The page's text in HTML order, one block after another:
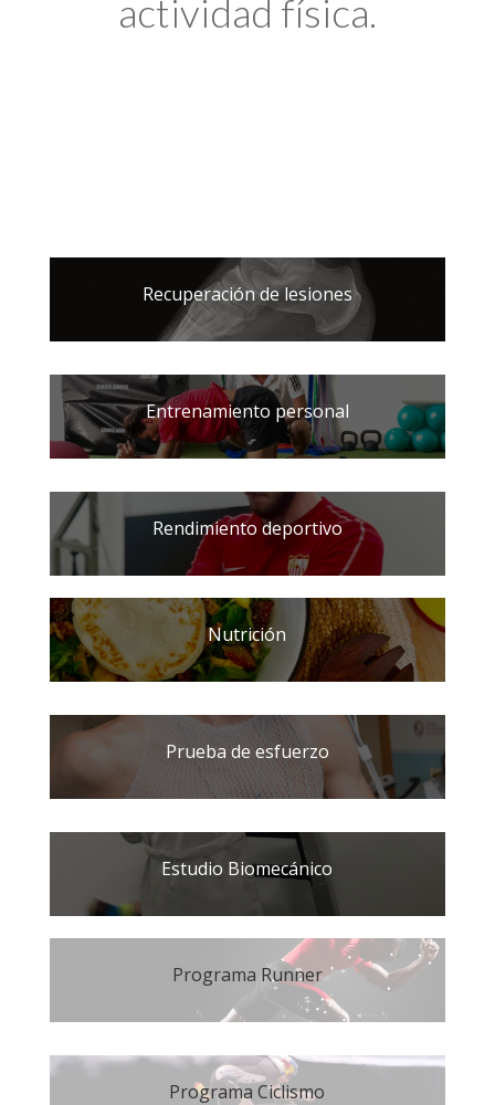
actividad física.
Recuperación de lesiones
Entrenamiento personal
Rendimiento deportivo
Nutrición
Prueba de esfuerzo
Estudio Biomecánico
Programa Runner
Programa Ciclismo